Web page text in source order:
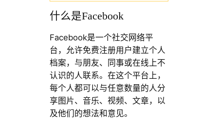
什么是Facebook
Facebook是一个社交网络平
台，允许免费注册用户建立个人
档案，与朋友、同事或在线上不
认识的人联系。在这个平台上，
每个人都可以与任意数量的人分
享图片、音乐、视频、文章，以
及他们的想法和意见。